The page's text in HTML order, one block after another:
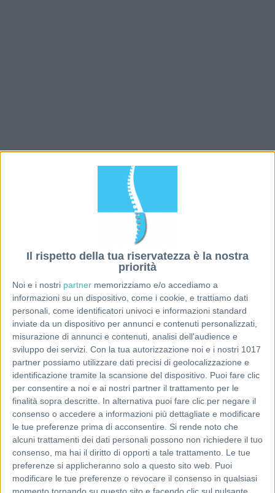
Il rispetto della tua riservatezza è la nostra
priorità
Noi e i nostri partner memorizziamo e/o accediamo a
informazioni su un dispositivo, come i cookie, e trattiamo dati
personali, come identificatori univoci e informazioni standard
inviate da un dispositivo per annunci e contenuti personalizzati,
misurazione di annunci e contenuti, analisi dell'audience e
sviluppo dei servizi. Con la tua autorizzazione noi e i nostri 1017
partner possiamo utilizzare dati precisi di geolocalizzazione e
identificazione tramite la scansione del dispositivo. Puoi fare clic
per consentire a noi e ai nostri partner il trattamento per le
finalità sopra descritte. In alternativa puoi fare clic per negare il
consenso o accedere a informazioni più dettagliate e modificare
le tue preferenze prima di acconsentire.
Si rende noto che
alcuni trattamenti dei dati personali possono non richiedere il tuo
consenso, ma hai il diritto di opporti a tale trattamento. Le tue
preferenze si applicheranno solo a questo sito web. Puoi
modificare le tue preferenze o revocare il consenso in qualsiasi